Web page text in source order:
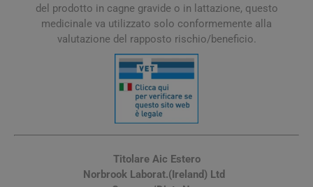
del prodotto in cagne gravide o in lattazione, questo
medicinale va utilizzato solo conformemente alla
valutazione del rapposto rischio/beneficio.
Titolare Aic Estero
Norbrook Laborat.(Ireland) Ltd